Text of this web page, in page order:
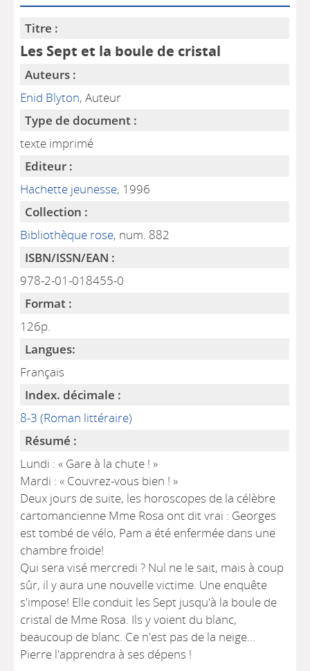
Titre :
Les Sept et la boule de cristal
Auteurs :
Enid Blyton, Auteur
Type de document :
texte imprimé
Editeur :
Hachette jeunesse, 1996
Collection :
Bibliothèque rose, num. 882
ISBN/ISSN/EAN :
978-2-01-018455-0
Format :
126p.
Langues:
Français
Index. décimale :
8-3 (Roman littéraire)
Résumé :
Lundi : « Gare à la chute ! »
Mardi : « Couvrez-vous bien ! »
Deux jours de suite, les horoscopes de la célèbre
cartomancienne Mme Rosa ont dit vrai : Georges
est tombé de vélo, Pam a été enfermée dans une
chambre froide!
Qui sera visé mercredi ? Nul ne le sait, mais à coup
sûr, il y aura une nouvelle victime. Une enquête
s'impose! Elle conduit les Sept jusqu'à la boule de
cristal de Mme Rosa. Ils y voient du blanc,
beaucoup de blanc. Ce n'est pas de la neige...
Pierre l'apprendra à ses dépens !